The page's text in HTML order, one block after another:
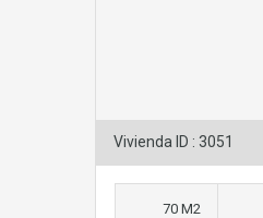
Vivienda ID : 3051
70 M2